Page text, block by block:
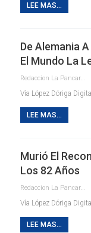
LEE MAS...
De Alemania
El Mundo La
Redaccion La Pancarta De Quintana Roo
Vía López Dóriga Digital
LEE MAS...
Murió El
Los 82 Años
Redaccion La Pancarta De Quintana Roo
Vía López Dóriga Digital
LEE MAS...